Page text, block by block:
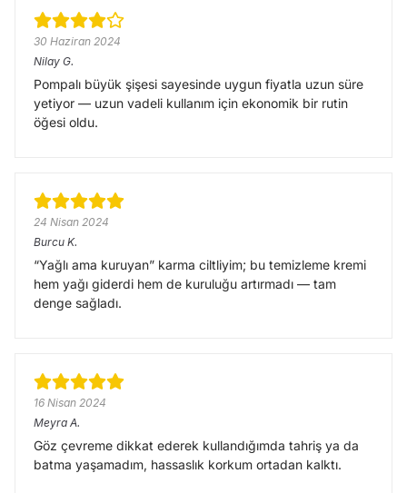
30 Haziran 2024
Nilay G.
Pompalı büyük şişesi sayesinde uygun fiyatla uzun süre
yetiyor — uzun vadeli kullanım için ekonomik bir rutin
öğesi oldu.
24 Nisan 2024
Burcu K.
“Yağlı ama kuruyan” karma ciltliyim; bu temizleme kremi
hem yağı giderdi hem de kuruluğu artırmadı — tam
denge sağladı.
16 Nisan 2024
Meyra A.
Göz çevreme dikkat ederek kullandığımda tahriş ya da
batma yaşamadım, hassaslık korkum ortadan kalktı.